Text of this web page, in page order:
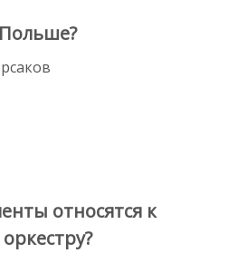
относятся к